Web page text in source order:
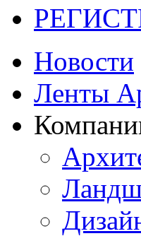
Новости
Ленты